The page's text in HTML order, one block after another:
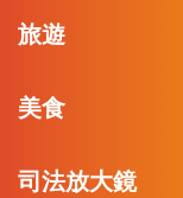
旅遊
美食
司法放大鏡